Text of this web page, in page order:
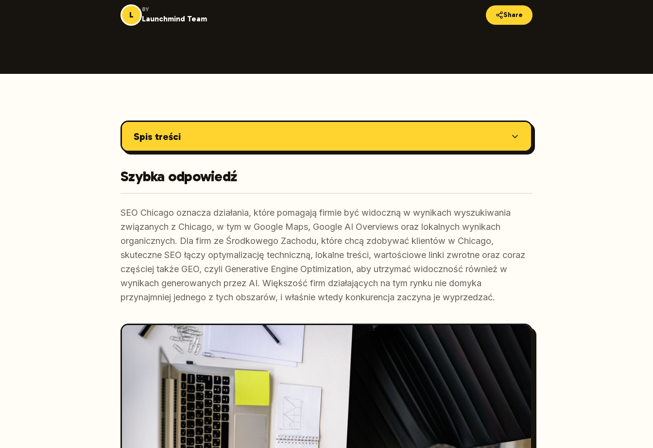
L
BY
Launchmind Team Share
Spis treści
Szybka odpowiedź
SEO Chicago oznacza działania, które pomagają firmie być widoczną w wynikach wyszukiwania
związanych z Chicago, w tym w Google Maps, Google AI Overviews oraz lokalnych wynikach
organicznych. Dla firm ze Środkowego Zachodu, które chcą zdobywać klientów w Chicago,
skuteczne SEO łączy optymalizację techniczną, lokalne treści, wartościowe linki zwrotne oraz coraz
częściej także GEO, czyli Generative Engine Optimization, aby utrzymać widoczność również w
wynikach generowanych przez AI. Większość firm działających na tym rynku nie domyka
przynajmniej jednego z tych obszarów, i właśnie wtedy konkurencja zaczyna je wyprzedzać.